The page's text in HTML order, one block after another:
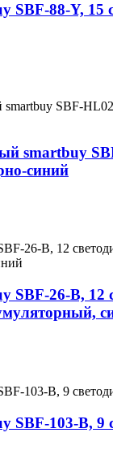
SBF-88-Y, 15
smartbuy
синий
SBF-26-В, 12
SBF-103-B, 9